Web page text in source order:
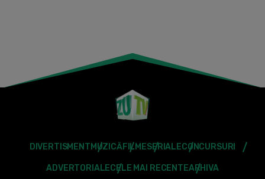
DIVERTISMENT MUZICĂFILMESERIALECONCURSURI
ADVERTORIALECELE MAI RECENTEARHIVA